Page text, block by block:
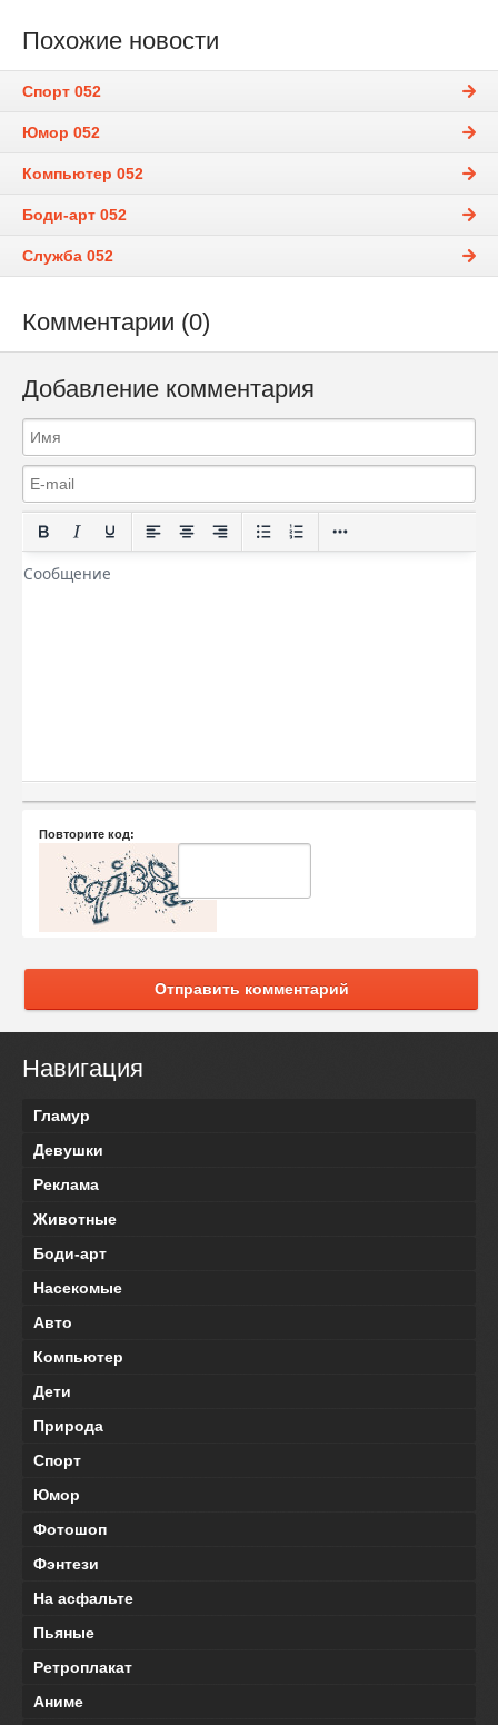
Похожие новости
Спорт 052
Юмор 052
Компьютер 052
Боди-арт 052
Служба 052
Комментарии (0)
Добавление комментария
Повторите код:
Отправить комментарий
Навигация
Гламур
Девушки
Реклама
Животные
Боди-арт
Насекомые
Авто
Компьютер
Дети
Природа
Спорт
Юмор
Фотошоп
Фэнтези
На асфальте
Пьяные
Ретроплакат
Аниме